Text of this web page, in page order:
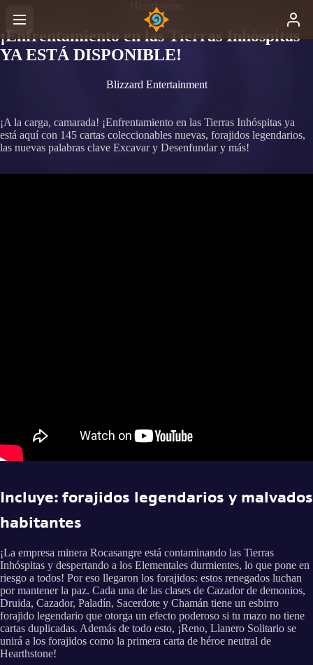
Hearthstone
¡Enfrentamiento en las Tierras Inhóspitas
YA ESTÁ DISPONIBLE!
Blizzard Entertainment
¡A la carga, camarada! ¡Enfrentamiento en las Tierras Inhóspitas ya
está aquí con 145 cartas coleccionables nuevas, forajidos legendarios,
las nuevas palabras clave Excavar y Desenfundar y más!
Incluye: forajidos legendarios y malvados
habitantes
¡La empresa minera Rocasangre está contaminando las Tierras
Inhóspitas y despertando a los Elementales durmientes, lo que pone en
riesgo a todos! Por eso llegaron los forajidos: estos renegados luchan
por mantener la paz. Cada una de las clases de Cazador de demonios,
Druida, Cazador, Paladín, Sacerdote y Chamán tiene un esbirro
forajido legendario que otorga un efecto poderoso si tu mazo no tiene
cartas duplicadas. Además de todo esto, ¡Reno, Llanero Solitario se
unirá a los forajidos como la primera carta de héroe neutral de
Hearthstone!